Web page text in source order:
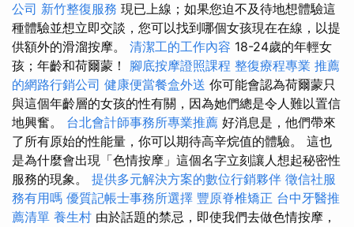
公司 新竹整復服務 現已上線；如果您迫不及待地想體驗這
種體驗並想立即交談，您可以找到哪個女孩現在在線，以提
供額外的滑溜按摩。 清潔工的工作內容 18-24歲的年輕女
孩；年齡和荷爾蒙！ 腳底按摩證照課程 整復療程專業 推薦
的網路行銷公司 健康便當餐盒外送 你可能會認為荷爾蒙只
與這個年齡層的女孩的性有關，因為她們總是令人難以置信
地興奮。 台北會計師事務所專業推薦 好消息是，他們帶來
了所有原始的性能量，你可以期待高辛烷值的體驗。 這也
是為什麼會出現「色情按摩」這個名字立刻讓人想起秘密性
服務的現象。 提供多元解決方案的數位行銷夥伴 徵信社服
務有用嗎 優質記帳士事務所選擇 豐原脊椎矯正 台中牙醫推
薦清單 養生村 由於話題的禁忌，即使我們去做色情按摩，